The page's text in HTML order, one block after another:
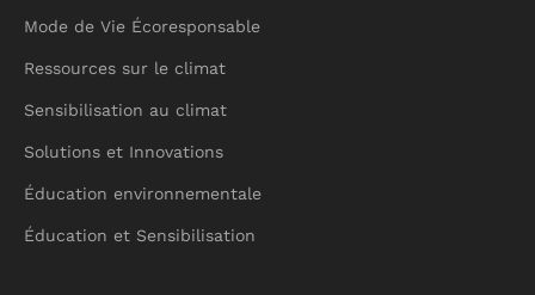
Mode de Vie Écoresponsable
Ressources sur le climat
Sensibilisation au climat
Solutions et Innovations
Éducation environnementale
Éducation et Sensibilisation